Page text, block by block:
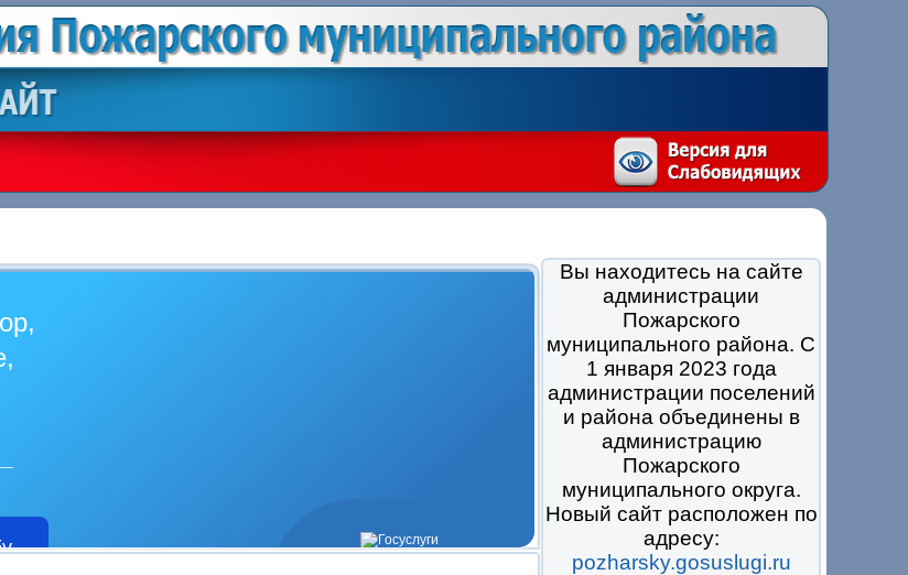
Вы находитесь на сайте
администрации
Пожарского
муниципального района. С
1 января 2023 года
администрации поселений
и района объединены в
администрацию
Пожарского
муниципального округа.
Новый сайт расположен по
адресу:
pozharsky.gosuslugi.ru
—